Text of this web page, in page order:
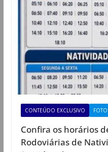
CONTEÚDO EXCLUSIVO
Confira os horários
Rodoviárias de